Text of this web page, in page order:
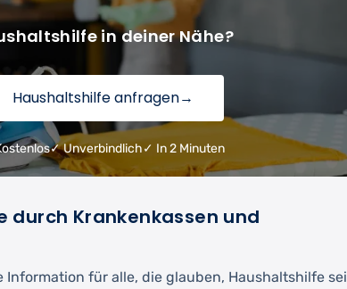
in deiner Nähe?
Haushaltshilfe anfragen→
✓ Unverbindlich✓ In 2 Minuten
durch Krankenkassen und
Information für alle, die glauben, Haushaltshilfe sei